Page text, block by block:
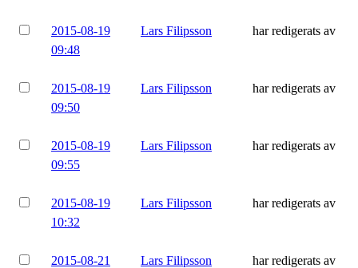
2015-08-19
09:48
Lars Filipsson har redigerats av
2015-08-19
09:50
Lars Filipsson har redigerats av
2015-08-19
09:55
Lars Filipsson har redigerats av
2015-08-19
10:32
Lars Filipsson har redigerats av
2015-08-21
Lars Filipsson har redigerats av